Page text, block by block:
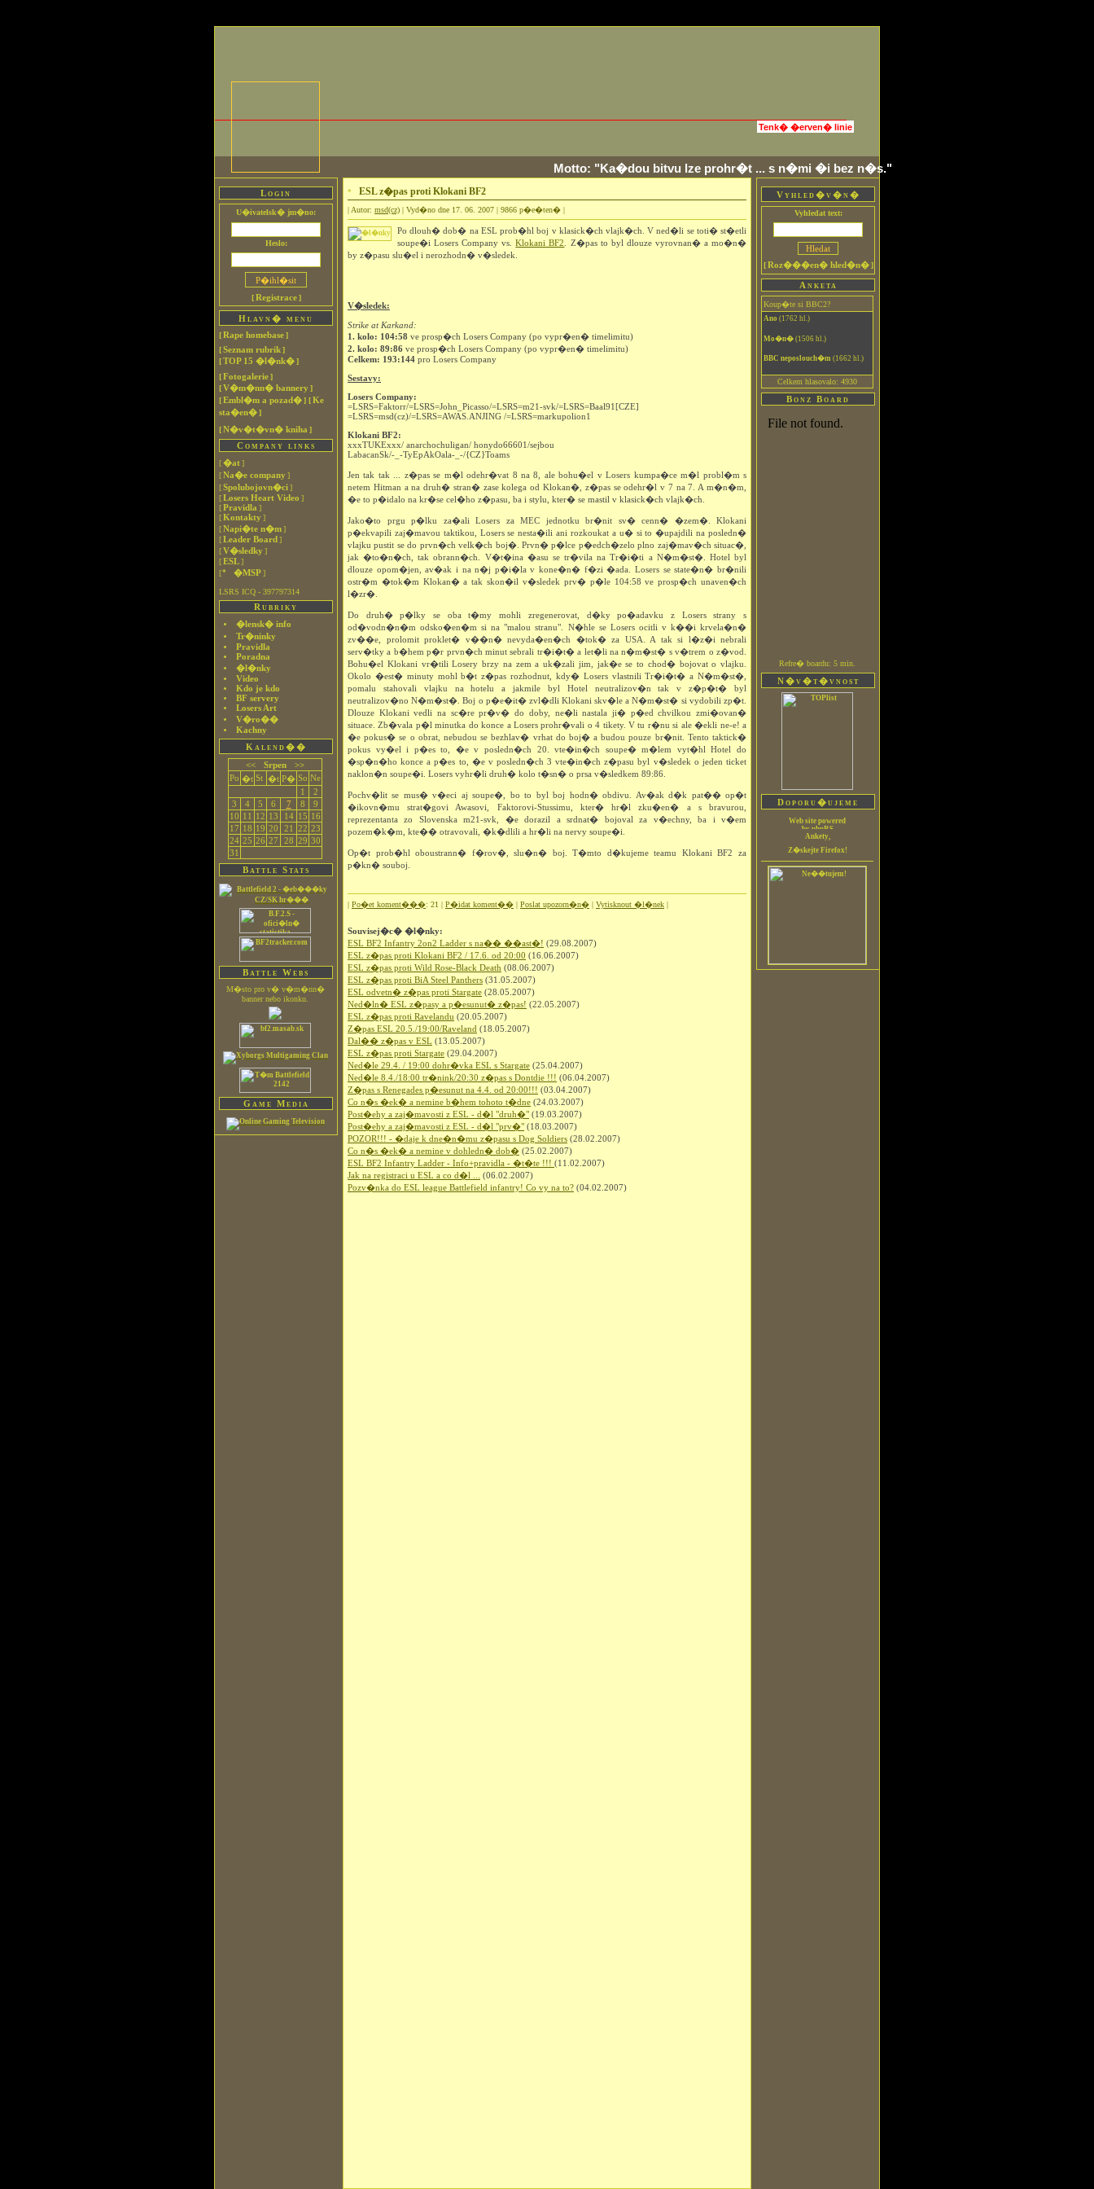
Motto: "Ka�dou bitvu lze prohr�t ... s n�mi �i bez n�s."
Tenk� �erven� linie
Login
U�ivatelsk� jm�no:
Heslo:
[ Registrace ]
Hlavn� menu
[Rape homebase]
[Seznam rubrik]
[TOP 15 �l�nk�]
[Fotogalerie]
[V�m�nn� bannery ]
[Embl�m a pozad�] [Ke
sta�en�]
[N�v�t�vn� kniha ]
Company links
[�at]
[Na�e company ]
[Spolubojovn�ci]
[Losers Heart Video ]
[Pravidla ]
[Kontakty ]
[Napi�te n�m]
[Leader Board]
[V�sledky ]
[ESL]
[
�MSP]
LSRS ICQ - 397797314
Rubriky
�lensk� info
Tr�ninky
Pravidla
Poradna
�l�nky
Video
Kdo je kdo
BF servery
Losers Art
V�ro��
Kachny
Kalend��
<<
Srpen
>>
Po �t St �t P� So Ne
1
2
3
4 5 6 7 8
9
10 11 12 13 14 15 16
17 18 19 20 21 22 23
24 25 26 27 28 29 30
31
Battle Stats
Battle Webs
M�sto pro v� v�m�nn�
banner nebo ikonku.
Game Media
Vyhled�v�n�
Vyhledat text:
[ Roz���en� hled�n� ]
Anketa
Koup�te si BBC2?
Ano (1762 hl.)
Mo�n� (1506 hl.)
BBC neposlouch�m (1662 hl.)
Celkem hlasovalo: 4930
Bonz Board
Refre� boardu: 5 min.
N�v�t�vnost
Doporu�ujeme
ESL z�pas proti Klokani BF2
| Autor: msd(cz) | Vyd�no dne 17. 06. 2007 | 9866 p�e�ten� |
Po dlouh� dob� na ESL prob�hl boj v klasick�ch vlajk�ch. V ned�li se toti� st�etli
soupe�i Losers Company vs.Klokani BF2
. Z�pas to byl dlouze vyrovnan� a mo�n�
by z�pasu slu�el i nerozhodn� v�sledek.
V�sledek:
Strike at Karkand:
1. kolo: 104:58 ve prosp�ch Losers Company (po vypr�en� timelimitu)
2. kolo: 89:86 ve prosp�ch Losers Company (po vypr�en� timelimitu)
Celkem: 193:144 pro Losers Company
Sestavy:
Losers Company:
=LSRS=Faktorr/=LSRS=John_Picasso/=LSRS=m21-svk/=LSRS=Baal91[CZE]
=LSRS=msd(cz)/=LSRS=AWAS.ANJING /=LSRS=markupolion1
Klokani BF2:
xxxTUKExxx/ anarchochuligan/ honydo66601/sejbou
LabacanSk/-_-TyEpAkOala-_-/{CZ}Toams
Jen tak tak ... z�pas se m�l odehr�vat 8 na 8, ale bohu�el v Losers kumpa�ce m�l probl�m s
netem Hitman a na druh� stran� zase kolega od Klokan�, z�pas se odehr�l v 7 na 7. A m�n�m,
�e to p�idalo na kr�se cel�ho z�pasu, ba i stylu, kter� se mastil v klasick�ch vlajk�ch.
Jako�to prgu p�lku za�ali Losers za MEC jednotku br�nit sv� cenn� �zem�. Klokani
p�ekvapili zaj�mavou taktikou, Losers se nesta�ili ani rozkoukat a u� si to �upajdili na posledn�
vlajku pustit se do prvn�ch velk�ch boj�. Prvn� p�lce p�edch�zelo plno zaj�mav�ch situac�,
jak �to�n�ch, tak obrann�ch. V�t�ina �asu se tr�vila na Tr�i�ti a N�m�st�. Hotel byl
dlouze opom�jen, av�ak i na n�j p�i�la v kone�n� f�zi �ada. Losers se state�n� br�nili
ostr�m �tok�m Klokan� a tak skon�il v�sledek prv� p�le 104:58 ve prosp�ch unaven�ch
l�zr�.
Do druh� p�lky se oba t�my mohli zregenerovat, d�ky po�adavku z Losers strany s
od�vodn�n�m odsko�en�m si na "malou stranu". N�hle se Losers ocitli v k��i krvela�n�
zv��e, prolomit proklet� v��n� nevyda�en�ch �tok� za USA. A tak si l�z�i nebrali
serv�tky a b�hem p�r prvn�ch minut sebrali tr�i�t� a let�li na n�m�st� s v�trem o z�vod.
Bohu�el Klokani vr�tili Losery brzy na zem a uk�zali jim, jak�e se to chod� bojovat o vlajku.
Okolo �est� minuty mohl b�t z�pas rozhodnut, kdy� Losers vlastnili Tr�i�t� a N�m�st�,
pomalu stahovali vlajku na hotelu a jakmile byl Hotel neutralizov�n tak v z�p�t� byl
neutralizov�no N�m�st�. Boj o p�e�it� zvl�dli Klokani skv�le a N�m�st� si vydobili zp�t.
Dlouze Klokani vedli na sc�re pr�v� do doby, ne�li nastala ji� p�ed chvilkou zmi�ovan�
situace. Zb�vala p�l minutka do konce a Losers prohr�vali o 4 tikety. V tu r�nu si ale �ekli ne-e! a
�e pokus� se o obrat, nebudou se bezhlav� vrhat do boj� a budou pouze br�nit. Tento taktick�
pokus vy�el i p�es to, �e v posledn�ch 20. vte�in�ch soupe� m�lem vyt�hl Hotel do
�sp�n�ho konce a p�es to, �e v posledn�ch 3 vte�in�ch z�pasu byl v�sledek o jeden ticket
naklon�n soupe�i. Losers vyhr�li druh� kolo t�sn� o prsa v�sledkem 89:86.
Pochv�lit se mus� v�eci aj soupe�, bo to byl boj hodn� obdivu. Av�ak d�k pat�� op�t
�ikovn�mu strat�govi Awasovi, Faktorovi-Stussimu, kter� hr�l zku�en� a s bravurou,
reprezentanta zo Slovenska m21-svk, �e dorazil a srdnat� bojoval za v�echny, ba i v�em
pozem�k�m, kte�� otravovali, �k�dlili a hr�li na nervy soupe�i.
Op�t prob�hl oboustrann� f�rov�, slu�n� boj. T�mto d�kujeme teamu Klokani BF2 za
p�kn� souboj.
| Po�et koment���: 21 | P�idat koment�� | Poslat upozorn�n� | Vytisknout �l�nek |
Souvisej�c� �l�nky:
ESL BF2 Infantry 2on2 Ladder s na�� ��ast�! (29.08.2007)
ESL z�pas proti Klokani BF2 / 17.6. od 20:00 (16.06.2007)
ESL z�pas proti Wild Rose-Black Death (08.06.2007)
ESL z�pas proti BiA Steel Panthers (31.05.2007)
ESL odvetn� z�pas proti Stargate (28.05.2007)
Ned�ln� ESL z�pasy a p�esunut� z�pas! (22.05.2007)
ESL z�pas proti Ravelandu (20.05.2007)
Z�pas ESL 20.5./19:00/Raveland (18.05.2007)
Dal�� z�pas v ESL (13.05.2007)
ESL z�pas proti Stargate (29.04.2007)
Ned�le 29.4. / 19:00 dohr�vka ESL s Stargate (25.04.2007)
Ned�le 8.4./18:00 tr�nink/20:30 z�pas s Dontdie !!! (06.04.2007)
Z�pas s Renegades p�esunut na 4.4. od 20:00!!! (03.04.2007)
Co n�s �ek� a nemine b�hem tohoto t�dne (24.03.2007)
Post�ehy a zaj�mavosti z ESL - d�l "druh�" (19.03.2007)
Post�ehy a zaj�mavosti z ESL - d�l "prv�" (18.03.2007)
POZOR!!! - �daje k dne�n�mu z�pasu s Dog Soldiers (28.02.2007)
Co n�s �ek� a nemine v dohledn� dob� (25.02.2007)
ESL BF2 Infantry Ladder - Info+pravidla - �t�te !!! (11.02.2007)
Jak na registraci u ESL a co d�l ...
(06.02.2007)
Pozv�nka do ESL league Battlefield infantry! Co vy na to? (04.02.2007)